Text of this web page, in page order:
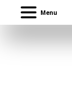
Menu